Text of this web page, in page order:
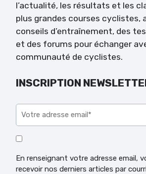
l’actualité, les résultats et les
plus grandes courses cyclistes,
conseils d’entraînement, des
et des forums pour échanger
communauté de cyclistes.
INSCRIPTION
En renseignant votre adresse email,
recevoir nos derniers articles par